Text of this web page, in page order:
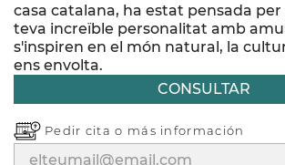
casa catalana, ha estat pensada
teva increïble personalitat amb
s'inspiren en el món natural, la
ens envolta.
CONSULTAR
Pedir cita o más información